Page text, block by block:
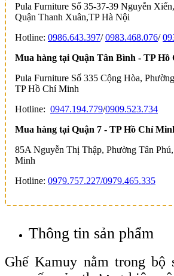
Pula Furniture Số 35-37-39 Nguyễn
Quận Thanh Xuân,TP Hà Nội
Hotline: 0986.643.397/0983.468.076/
Mua hàng tại Quận Tân Bình - TP Hồ
Pula Furniture Số 335 Cộng Hòa,
TP Hồ Chí Minh
Hotline: 0947.194.779/0909.523.734
Mua hàng tại Quận 7 - TP Hồ Chí
85A Nguyễn Thị Thập, Phường Tân
Minh
Hotline: 0979.757.227/0979.465.335
Thông tin sản phẩm
Ghế Kamuy nằm trong bộ